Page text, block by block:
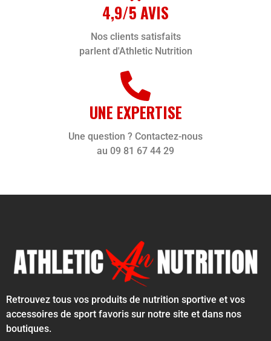
4,9/5 AVIS
Nos clients satisfaits
parlent d'Athletic Nutrition
UNE EXPERTISE
Une question ? Contactez-nous
au 09 81 67 44 29
Retrouvez tous vos produits de nutrition sportive et vos
accessoires de sport favoris sur notre site et dans nos
boutiques.